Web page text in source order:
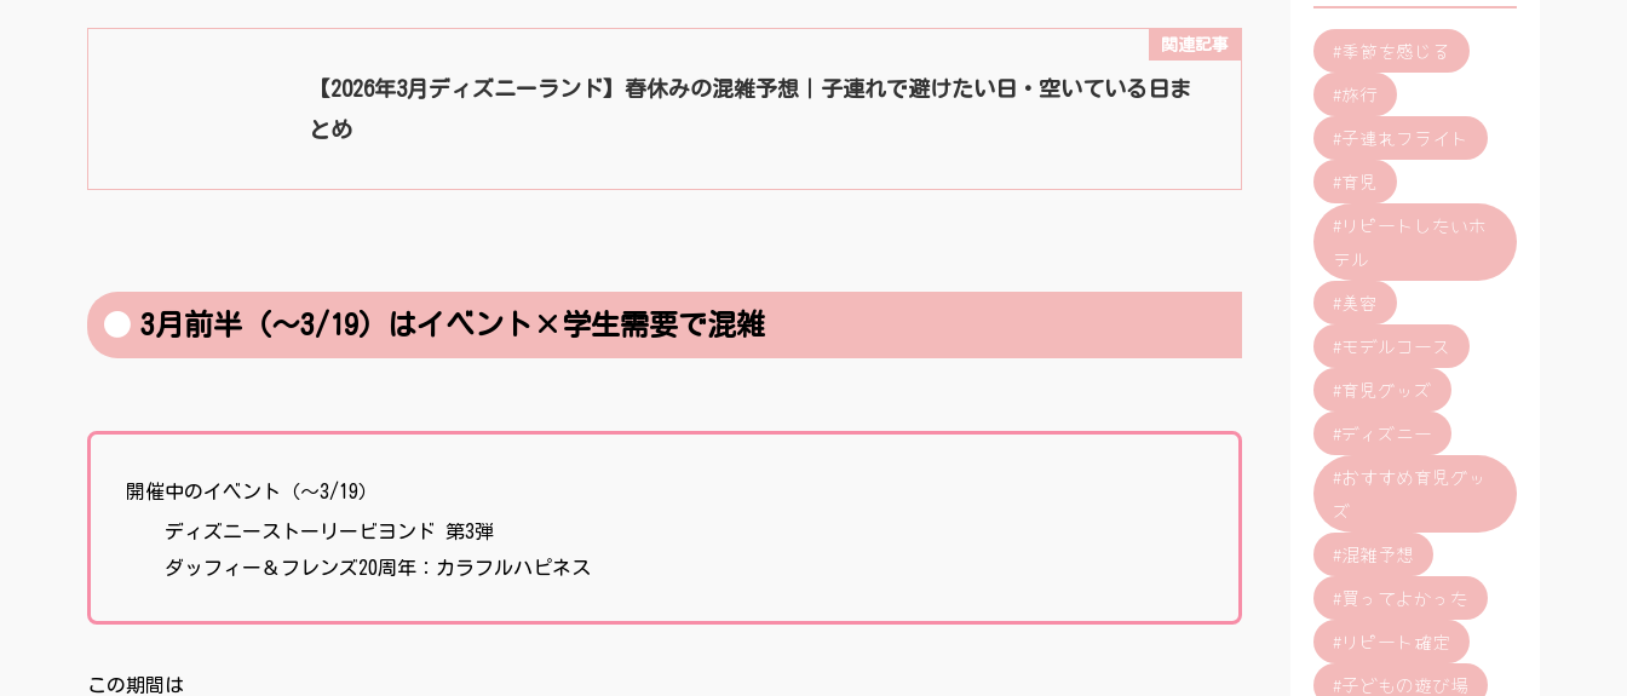
【2026年3月ディズニーランド】春休みの混雑予想｜子連れで避けたい日・空いている日ま
とめ
3月前半（〜3/19）はイベント×学生需要で混雑
開催中のイベント（〜3/19）
ディズニーストーリービヨンド 第3弾
ダッフィー＆フレンズ20周年：カラフルハピネス
この期間は
#季節を感じる
#旅行
#子連れフライト
#育児
#リピートしたいホ
テル
#美容
#モデルコース
#育児グッズ
#ディズニー
#おすすめ育児グッ
ズ
#混雑予想
#買ってよかった
#リピート確定
#子どもの遊び場